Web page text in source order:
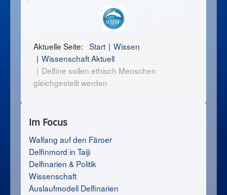
Aktuelle Seite: Start
Wissen
Wissenschaft Aktuell
Delfine sollen ethisch Menschen
gleichgestellt werden
Im Focus
Walfang auf den Färoer
Delfinmord in Taiji
Delfinarien & Politik
Wissenschaft
Auslaufmodell Delfinarien